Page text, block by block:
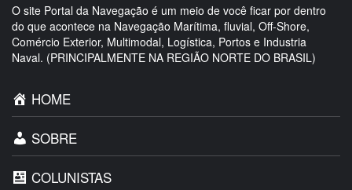
O site Portal da Navegação é um meio de você ficar por dentro
do que acontece na Navegação Marítima, fluvial, Off-Shore,
Comércio Exterior, Multimodal, Logística, Portos e Industria
Naval. (PRINCIPALMENTE NA REGIÃO NORTE DO BRASIL)
HOME
SOBRE
COLUNISTAS